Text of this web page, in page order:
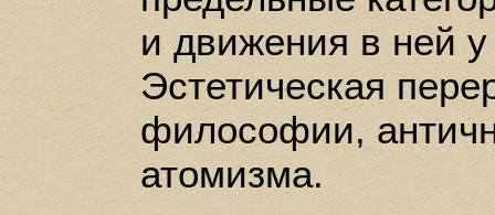
и движения в ней
Эстетическая
философии,
атомизма.